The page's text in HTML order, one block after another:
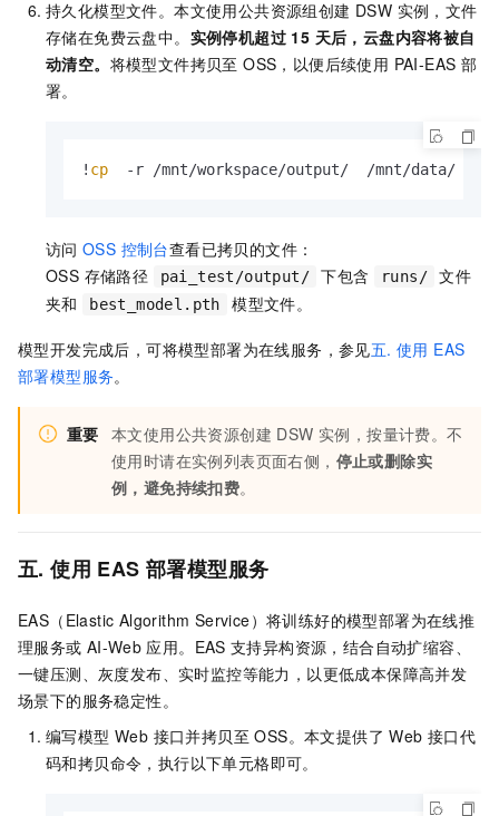
持久化模型文件。本文使用公共资源组创建 DSW 实例，文件
存储在免费云盘中。 实例停机超过 15 天后，云盘内容将被自
动清空。 将模型文件拷贝至 OSS，以便后续使用 PAI-EAS 部
署。
! cp
  -r /mnt/workspace/output/  /mnt/data/
访问 OSS 控制台查看已拷贝的文件：
OSS 存储路径
pai_test/output/ 下包含 runs/
文件
夹和
best_model.pth 模型文件。
模型开发完成后，可将模型部署为在线服务，参见五. 使用 EAS
部署模型服务。
重要 本文使用公共资源创建 DSW 实例，按量计费。不
使用时请在实例列表页面右侧， 停止或删除实
例，避免持续扣费。
五. 使用 EAS 部署模型服务
EAS（Elastic Algorithm Service）将训练好的模型部署为在线推
理服务或 AI-Web 应用。EAS 支持异构资源，结合自动扩缩容、
一键压测、灰度发布、实时监控等能力，以更低成本保障高并发
场景下的服务稳定性。
编写模型 Web 接口并拷贝至 OSS。本文提供了 Web 接口代
码和拷贝命令，执行以下单元格即可。